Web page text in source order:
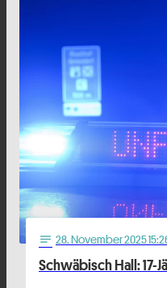
notes 28. November 2025
Schwäbisch Hall: 17-